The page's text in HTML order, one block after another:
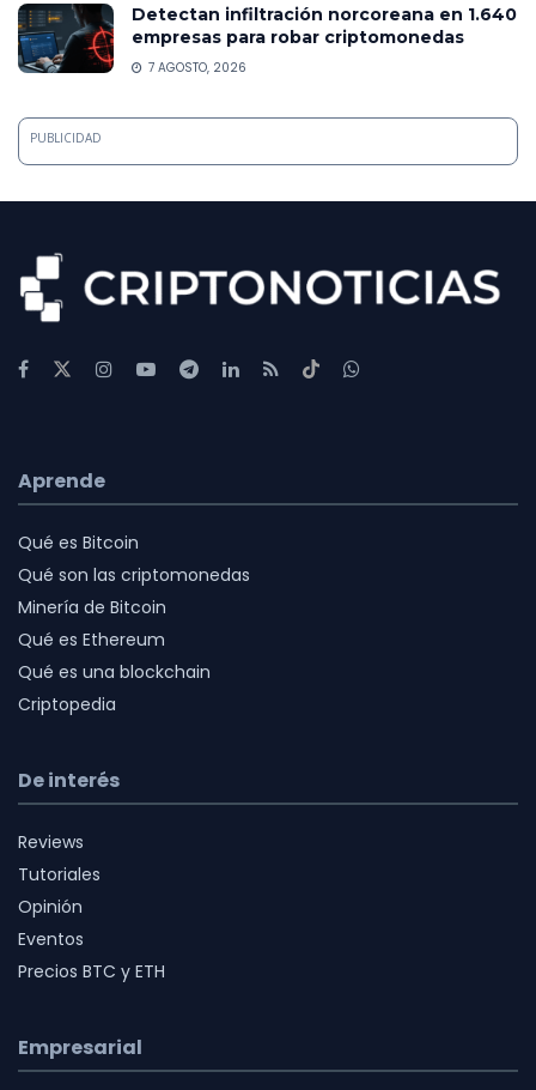
Detectan infiltración norcoreana en 1.640
empresas para robar criptomonedas
7 AGOSTO, 2026
PUBLICIDAD
Aprende
Qué es Bitcoin
Qué son las criptomonedas
Minería de Bitcoin
Qué es Ethereum
Qué es una blockchain
Criptopedia
De interés
Reviews
Tutoriales
Opinión
Eventos
Precios BTC y ETH
Empresarial